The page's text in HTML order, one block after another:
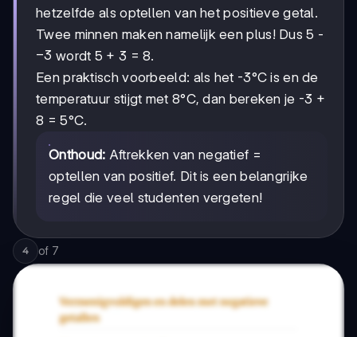
hetzelfde als optellen van het positieve getal.
Twee minnen maken namelijk een plus! Dus 5 -
-3
−3 wordt 5 + 3 = 8.
Een praktisch voorbeeld: als het -3°C is en de
temperatuur stijgt met 8°C, dan bereken je -3 +
8 = 5°C.
Onthoud: Aftrekken van negatief =
optellen van positief. Dit is een belangrijke
regel die veel studenten vergeten!
4 of 7